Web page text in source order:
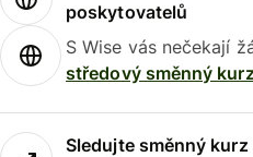
poskytovatelů
S Wise vás nečekají
středový směnný
Sledujte směnný kurz